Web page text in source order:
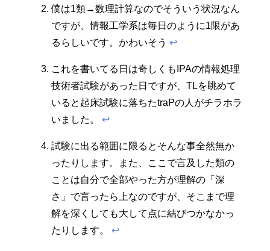
僕は1類→数理計算なのでそういう状況なん
ですが、情報工学系は毎日のように1限があ
るらしいです。かわいそう ↩︎
これを書いてる日は奇しくもIPAの情報処理
技術者試験があった日ですが、TLを眺めて
いると起床試験に落ちたtraPの人がチラホラ
いました。 ↩︎
試験に出る範囲に限るとそんな事全然無か
ったりします。また、ここで言及した類の
ことは自分で全部やった方が理解の「深
さ」で言ったら上なのですが、そこまで理
解を深くしても大して点に結びつかなかっ
たりします。 ↩︎